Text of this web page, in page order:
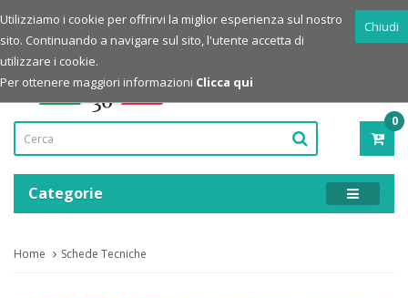
Login
Registrazione
Powered by
0
-
Categorie
Home Schede Tecniche
Chiudi
Utilizziamo i cookie per offrirvi la miglior esperienza sul nostro
sito. Continuando a navigare sul sito, l'utente accetta di
utilizzare i cookie.
Per ottenere maggiori informazioni Clicca qui